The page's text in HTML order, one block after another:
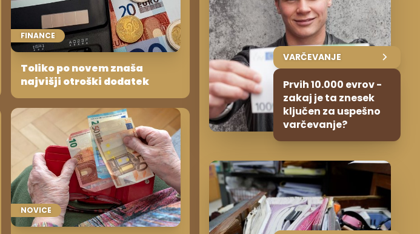
FINANCE
Toliko po novem znaša
najvišji otroški dodatek
NOVICE
VARČEVANJE
Prvih 10.000 evrov -
zakaj je ta znesek
ključen za uspešno
varčevanje?